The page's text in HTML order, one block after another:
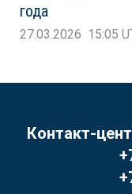
года
27.03.2026 15:05
Контакт-